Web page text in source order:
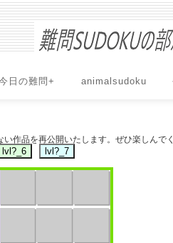
日の難問+ animalsudoku
作品を再公開いたします。ぜひ楽しんで